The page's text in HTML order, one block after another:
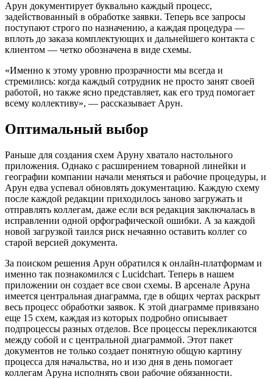
Арун документирует буквально каждый процесс,
задействованный в обработке заявки. Теперь все запросы
поступают строго по назначению, а каждая процедура —
вплоть до заказа комплектующих и дальнейшего контакта с
клиентом — четко обозначена в виде схемы.
«Именно к этому уровню прозрачности мы всегда и
стремились: когда каждый сотрудник не просто занят своей
работой, но также ясно представляет, как его труд помогает
всему коллективу», — рассказывает Арун.
Оптимальный выбор
Раньше для создания схем Аруну хватало настольного
приложения. Однако с расширением товарной линейки и
географии компании начали меняться и рабочие процедуры, и
Арун едва успевал обновлять документацию. Каждую схему
после каждой редакции приходилось заново загружать и
отправлять коллегам, даже если вся редакция заключалась в
исправлении одной орфографической ошибки. А за каждой
новой загрузкой таился риск нечаянно оставить коллег со
старой версией документа.
За поиском решения Арун обратился к онлайн-платформам и
именно так познакомился с Lucidchart. Теперь в нашем
приложении он создает все свои схемы. В арсенале Аруна
имеется центральная диаграмма, где в общих чертах раскрыт
весь процесс обработки заявок. К этой диаграмме привязано
еще 15 схем, каждая из которых подробно описывает
подпроцессы разных отделов. Все процессы перекликаются
между собой и с центральной диаграммой. Этот пакет
документов не только создает понятную общую картину
процесса для начальства, но и изо дня в день помогает
коллегам Аруна исполнять свои рабочие обязанности.